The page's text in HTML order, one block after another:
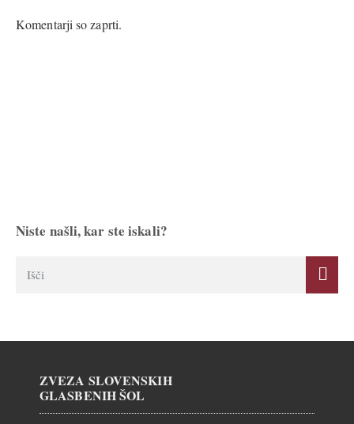
Komentarji so zaprti.
Niste našli, kar ste iskali?
ZVEZA SLOVENSKIH
GLASBENIH ŠOL